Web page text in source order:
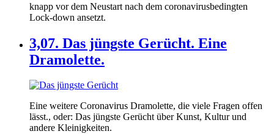
knapp vor dem Neustart nach dem coronavirusbedingten
Lock-down ansetzt.
3,07. Das jüngste Gerücht. Eine
Dramolette.
Eine weitere Coronavirus Dramolette, die viele Fragen offen
lässt., oder: Das jüngste Gerücht über Kunst, Kultur und
andere Kleinigkeiten.